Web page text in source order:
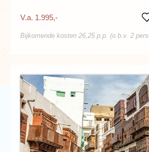
V.a. 1.995,-
Bijkomende kosten 26,25 p.p. (o.b.v. 2